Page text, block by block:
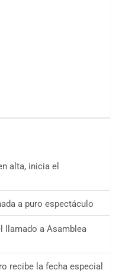
alta, inicia el
a puro espectáculo
llamado a Asamblea
recibe la fecha especial